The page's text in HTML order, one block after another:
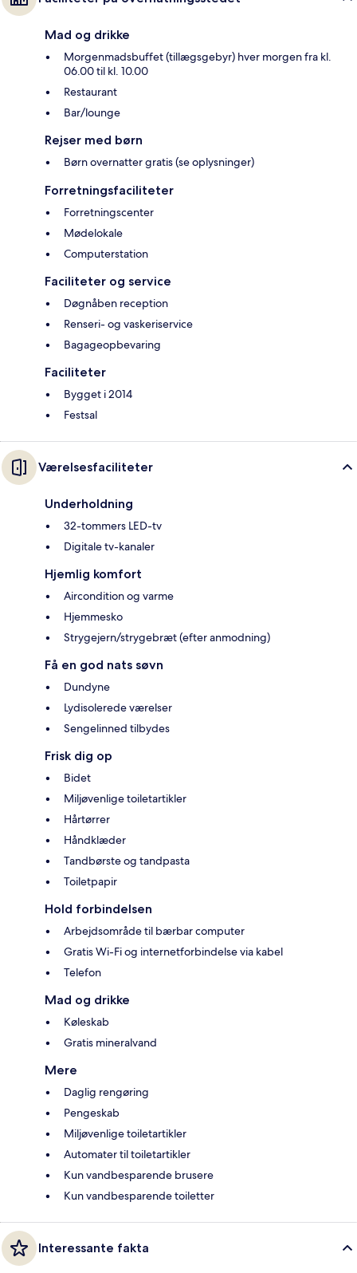
Mad og drikke
Morgenmadsbuffet (tillægsgebyr) hver morgen fra kl.
06.00 til kl. 10.00
Restaurant
Bar/lounge
Rejser med børn
Børn overnatter gratis (se oplysninger)
Forretningsfaciliteter
Forretningscenter
Mødelokale
Computerstation
Faciliteter og service
Døgnåben reception
Renseri- og vaskeriservice
Bagageopbevaring
Faciliteter
Bygget i 2014
Festsal
Værelsesfaciliteter
Underholdning
32-tommers LED-tv
Digitale tv-kanaler
Hjemlig komfort
Aircondition og varme
Hjemmesko
Strygejern/strygebræt (efter anmodning)
Få en god nats søvn
Dundyne
Lydisolerede værelser
Sengelinned tilbydes
Frisk dig op
Bidet
Miljøvenlige toiletartikler
Hårtørrer
Håndklæder
Tandbørste og tandpasta
Toiletpapir
Hold forbindelsen
Arbejdsområde til bærbar computer
Gratis Wi-Fi og internetforbindelse via kabel
Telefon
Mad og drikke
Køleskab
Gratis mineralvand
Mere
Daglig rengøring
Pengeskab
Miljøvenlige toiletartikler
Automater til toiletartikler
Kun vandbesparende brusere
Kun vandbesparende toiletter
Interessante fakta